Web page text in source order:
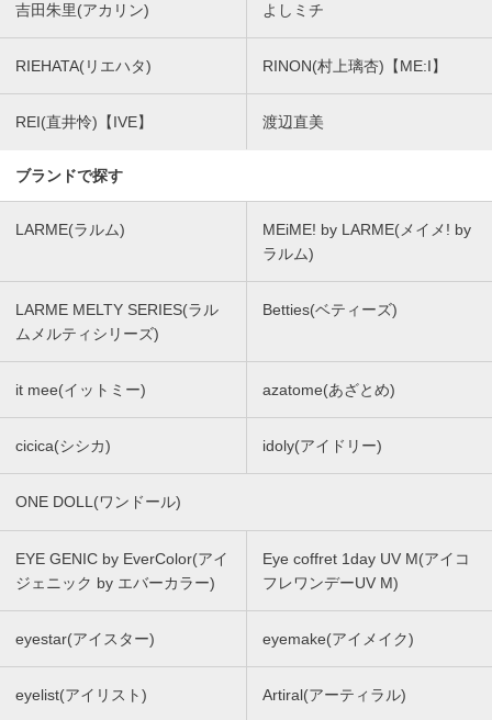
吉田朱里(アカリン) よしミチ
RIEHATA(リエハタ) RINON(村上璃杏)【ME:I】
REI(直井怜)【IVE】 渡辺直美
ブランドで探す
LARME(ラルム)
MEiME! by LARME(メイメ! by
ラルム)
LARME MELTY SERIES(ラル
ムメルティシリーズ)
Betties(ベティーズ)
it mee(イットミー) azatome(あざとめ)
cicica(シシカ) idoly(アイドリー)
ONE DOLL(ワンドール)
EYE GENIC by EverColor(アイ
ジェニック by エバーカラー)
Eye coffret 1day UV M(アイコ
フレワンデーUV M)
eyestar(アイスター) eyemake(アイメイク)
eyelist(アイリスト) Artiral(アーティラル)